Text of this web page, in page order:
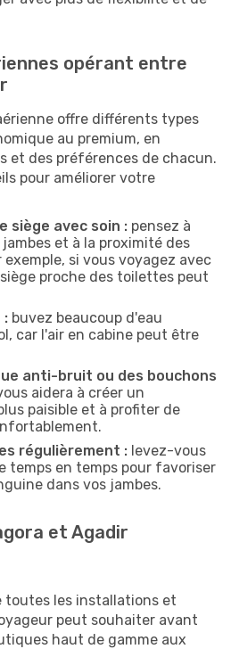
opérant entre
offre différents types
au premium, en
et des préférences de chacun.
pour améliorer votre
siège avec soin : pensez à
et à la proximité des
exemple, si vous voyagez avec
proche des toilettes peut
: buvez beaucoup d'eau
car l'air en cabine peut être
anti-bruit ou des bouchons
aidera à créer un
paisible et à profiter de
régulièrement : levez-vous
temps en temps pour favoriser
dans vos jambes.
et Agadir
toutes les installations et
peut souhaiter avant
haut de gamme aux